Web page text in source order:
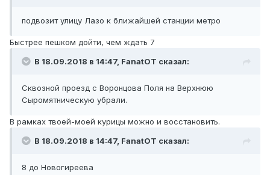
подвозитулицу Лазо к ближайшей станции метро
Быстрее пешком дойти, чем ждать 7
В 18.09.2018 в 14:47, FanatOT сказал:
Сквозной проезд с Воронцова Поля на Верхнюю
Сыромятническую убрали.
В рамках твоей-моей курицы можно и восстановить.
В 18.09.2018 в 14:47, FanatOT сказал:
8 до Новогиреева